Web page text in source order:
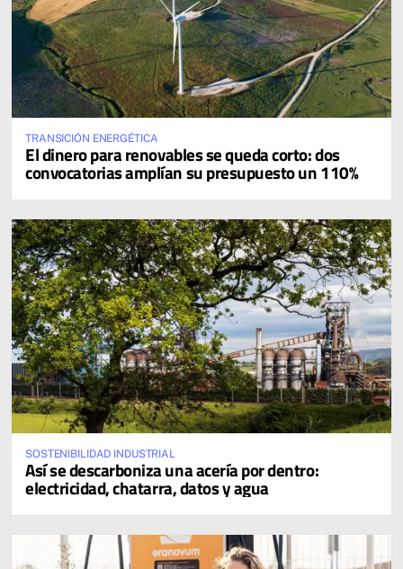
TRANSICIÓN ENERGÉTICA
El dinero para renovables se queda corto: dos
convocatorias amplían su presupuesto un 110%
SOSTENIBILIDAD INDUSTRIAL
Así se descarboniza una acería por dentro:
electricidad, chatarra, datos y agua